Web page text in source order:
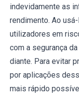
indevidamente as
rendimento. Ao
utilizadores em
com a segurança
diante. Para evitar
por aplicações
mais rápido